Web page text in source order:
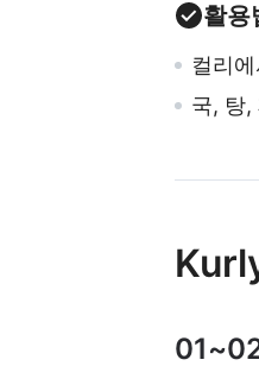
활용
컬리
국, 탕,